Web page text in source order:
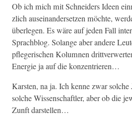
Ob ich mich mit Schnei­ders Ideen
zlich auseinan­der­set­zen möchte,
über­legen. Es wäre auf jeden Fall
Sprach­blog. Solange aber andere
pflegerischen Kolum­nen
Energie ja auf die konzentrieren…
Karsten, na ja. Ich kenne zwar solche
solche Wis­senschaftler, aber ob die
Zun­ft darstellen…